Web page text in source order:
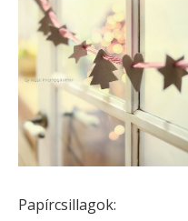
Papírcsillagok: